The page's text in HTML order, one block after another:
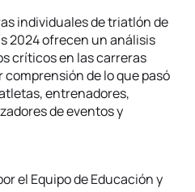
individuales de triatlón de
2024 ofrecen un análisis
críticos en las carreras
de lo que pasó
entrenadores,
de eventos y
el Equipo de Educación y